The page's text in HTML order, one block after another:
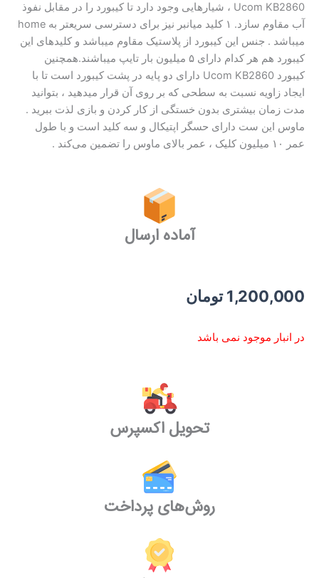
Ucom KB2860 ، شیارهایی وجود دارد تا کیبورد را در مقابل نفوذ
آب مقاوم سازد. ۱ کلید میانبر نیز برای دسترسی سریعتر به home
میباشد . جنس این کیبورد از پلاستیک مقاوم میباشد و کلیدهای این
کیبورد هم هر کدام دارای ۵ میلیون بار تایپ میباشند.همچنین
کیبورد Ucom KB2860 دارای دو پایه در پشت کیبورد است تا با
ایجاد زاویه نسبت به سطحی که بر روی آن قرار میدهید ، بتوانید
مدت زمان بیشتری بدون خستگی از کار کردن و بازی لذت ببرید .
ماوس این ست دارای حسگر اپتیکال و سه کلید است و با طول
عمر ۱۰ میلیون کلیک ، عمر بالای ماوس را تضمین می‌کند .
آماده ارسال
1,200,000 تومان
در انبار موجود نمی باشد
تحویل اکسپرس
روش‌های پرداخت